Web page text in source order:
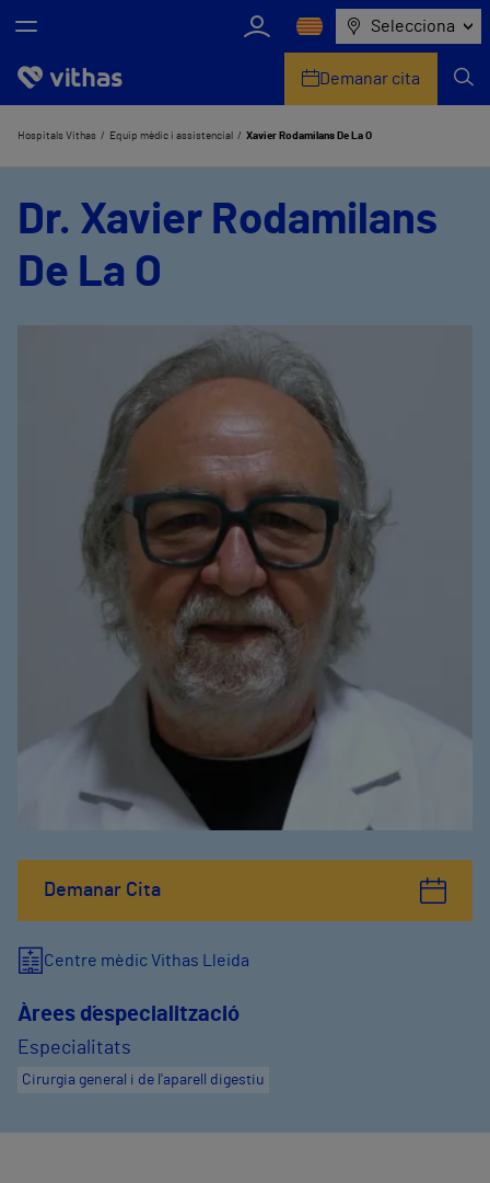
Selecciona
Nosaltres
Sala de premsa
Demanar cita
Hospitals Vithas Equip mèdic i assistencial Xavier Rodamilans De La O
Demanar Cita
Dr. Xavier Rodamilans
De La O
Centre mèdic Vithas Lleida
Àrees d´especialització
Especialitats
Cirurgia general i de l'aparell digestiu